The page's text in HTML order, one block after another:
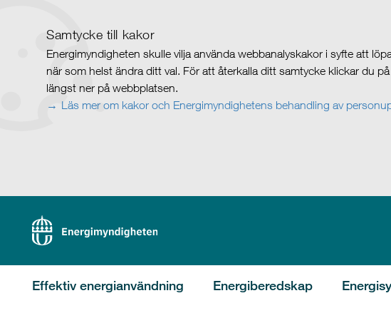
Samtycke till kakor
Energimyndigheten skulle vilja använda webbanalyskakor i syfte att
när som helst ändra ditt val. För att återkalla ditt samtycke klickar du
längst ner på webbplatsen.
Läs mer om kakor och Energimyndighetens behandling av
Effektiv energianvändning Energiberedskap